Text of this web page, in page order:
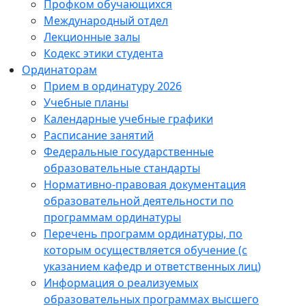
Профком обучающихся
Международный отдел
Лекционные залы
Кодекс этики студента
Ординаторам
Прием в ординатуру 2026
Учебные планы
Календарные учебные графики
Расписание занятий
Федеральные государственные
образовательные стандарты
Нормативно-правовая документация
образовательной деятельности по
программам ординатуры
Перечень программ ординатуры, по
которым осуществляется обучение (с
указанием кафедр и ответственных лиц)
Информация о реализуемых
образовательных программах высшего